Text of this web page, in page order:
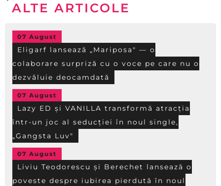
ALTE ARTICOLE
07 August
Eligarf lansează „Mariposa" — o
colaborare surpriză cu o voce pe care nu o
dezvăluie deocamdată
07 August
Lazy ED și VANILLA transformă atracția
într-un joc al seducției în noul single,
„Gangsta Luv"
07 August
Liviu Teodorescu și Berechet lansează o
poveste despre iubirea pierdută în noul